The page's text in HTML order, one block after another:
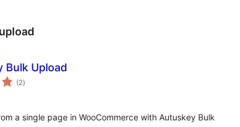
Bulk Upload
(2tổng
đánh
)
a single page in WooCommerce with Autuskey Bulk